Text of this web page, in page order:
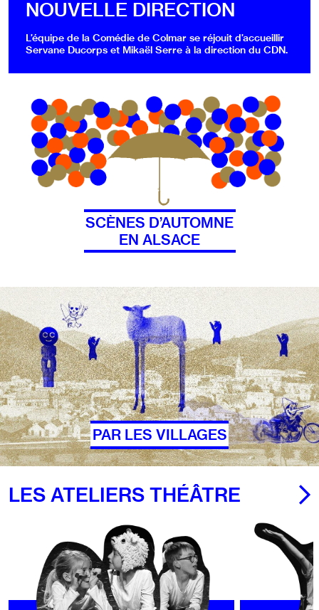
NOUVELLE DIRECTION
L’équipe de la Comédie de Colmar se réjouit d’accueillir
Servane Ducorps et Mikaël Serre à la direction du CDN.
SCÈNES D’AUTOMNE
EN ALSACE
PAR LES VILLAGES
LES ATELIERS THÉÂTRE